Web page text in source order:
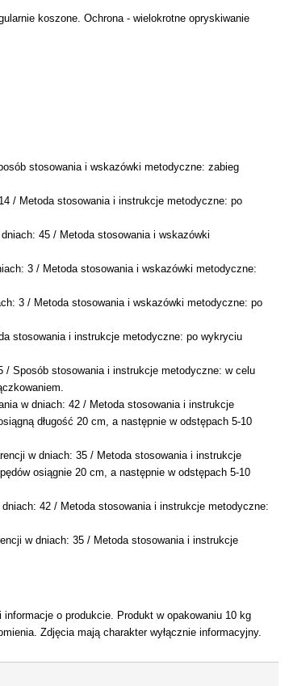
koszone. Ochrona - wielokrotne opryskiwanie
stosowania i wskazówki metodyczne: zabieg
/ Metoda stosowania i instrukcje metodyczne: po
45 / Metoda stosowania i wskazówki
3 / Metoda stosowania i wskazówki metodyczne:
3 / Metoda stosowania i wskazówki metodyczne: po
stosowania i instrukcje metodyczne: po wykryciu
/ Sposób stosowania i instrukcje metodyczne: w celu
w dniach: 42 / Metoda stosowania i instrukcje
długość 20 cm, a następnie w odstępach 5-10
w dniach: 35 / Metoda stosowania i instrukcje
osiągnie 20 cm, a następnie w odstępach 5-10
42 / Metoda stosowania i instrukcje metodyczne:
w dniach: 35 / Metoda stosowania i instrukcje
o produkcie. Produkt w opakowaniu 10 kg
Zdjęcia mają charakter wyłącznie informacyjny.